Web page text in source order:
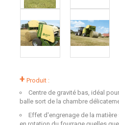
+ Produit :
Centre de gravité bas, idéal
balle sort de la chambre
Effet d'engrenage de la